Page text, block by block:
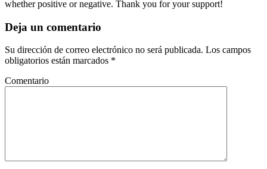
whether positive or negative. Thank you for your support!
Deja un comentario
Su dirección de correo electrónico no será publicada. Los campos
obligatorios están marcados *
Comentario